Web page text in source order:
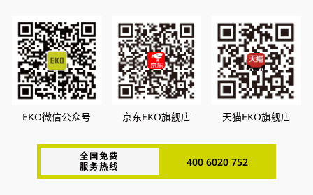
EKO微信公众号 京东EKO旗舰店 天猫EKO旗舰店
全国免费
服务热线
400 6020 752